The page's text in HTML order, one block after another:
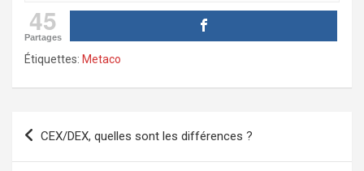
45
Partages
Étiquettes: Metaco
Navigation
CEX/DEX, quelles sont les différences ?